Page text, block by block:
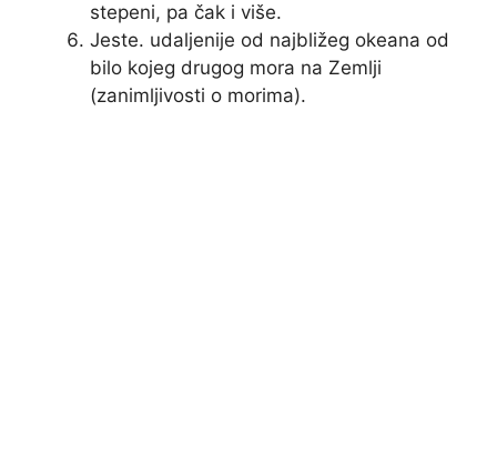
stepeni, pa čak i više.
Jeste. udaljenije od najbližeg okeana od
bilo kojeg drugog mora na Zemlji
(zanimljivosti o morima).